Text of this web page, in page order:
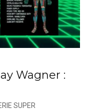
Wagner :
SUPER